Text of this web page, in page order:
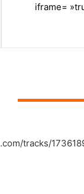
iframe=
tracks/